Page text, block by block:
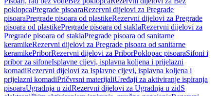
poklopcaPregrade pisoaraRezervni dijelovi za Pregrade
pisoaraPregrade pisoara od plastikeRezervni dijelovi za Pregrade
pisoara od plastikePregrade pisoara od staklaRezervni dijelovi za
Pregrade pisoara od staklaPregrade pisoara od sanitarne
keramikeRezervni dijelovi za Pregrade pisoara od sanitarne
keramikePriborRezervni dijelovi za PriborPoklopac pisoaraSifoni i
pribor za sifoneIsplavne cijevi, isplavna koljena i prijelazni
komadiRezervni dijelovi za Isplavne cijevi, isplavna koljena i
prijelazni komadiPričvrsni materijaliUređaji za aktiviranje ispiranja
pisoaraUgradnja u zidRezervni dijelovi za Ugradnja u zidS